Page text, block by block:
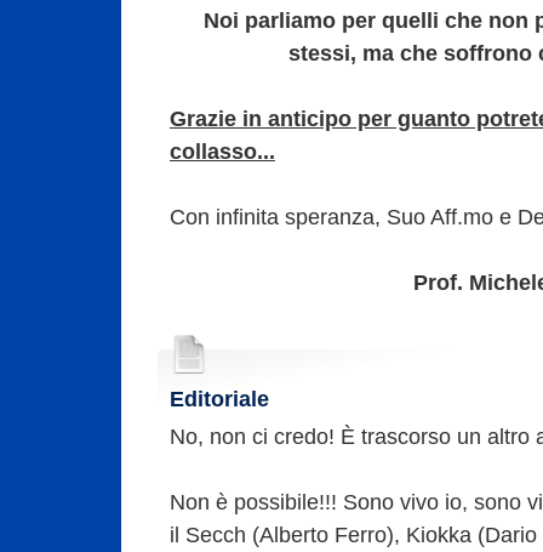
Noi parliamo per quelli che non
stessi, ma che soffrono
Grazie in anticipo per guanto
collasso...
Con infinita speranza, Suo Aff.mo e
Prof.
Editoriale
No, non ci credo! È trascorso un
Non è possibile!!! Sono vivo io, sono
il Secch (Alberto Ferro), Kiokka